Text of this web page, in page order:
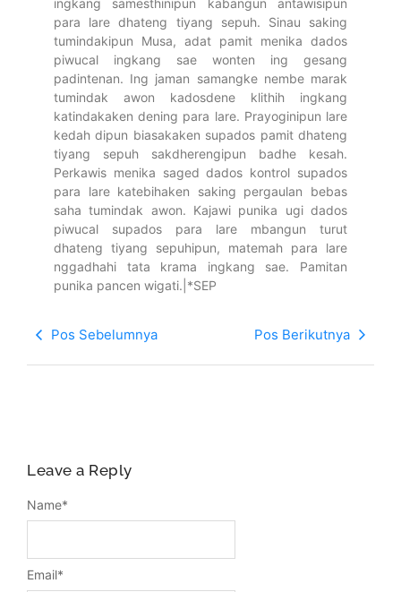
para lare dhateng tiyang sepuh. Sinau saking
tumindakipun Musa, adat pamit menika dados
piwucal ingkang sae wonten ing gesang
padintenan. Ing jaman samangke nembe marak
tumindak awon kadosdene klithih ingkang
katindakaken dening para lare. Prayoginipun lare
kedah dipun biasakaken supados pamit dhateng
tiyang sepuh sakdherengipun badhe kesah.
Perkawis menika saged dados kontrol supados
para lare katebihaken saking pergaulan bebas
saha tumindak awon. Kajawi punika ugi dados
piwucal supados para lare mbangun turut
dhateng tiyang sepuhipun, matemah para lare
nggadhahi tata krama ingkang sae. Pamitan
punika pancen wigati.|*SEP
Pos Sebelumnya Pos Berikutnya
Leave a Reply
Name*
Email*